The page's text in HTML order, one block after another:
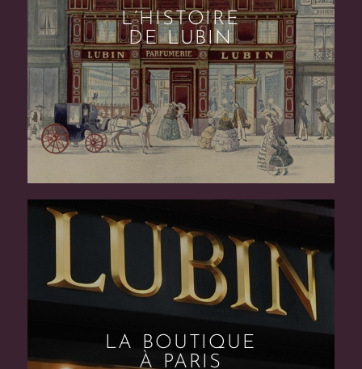
L’HISTOIRE
DE LUBIN
LA BOUTIQUE
À PARIS